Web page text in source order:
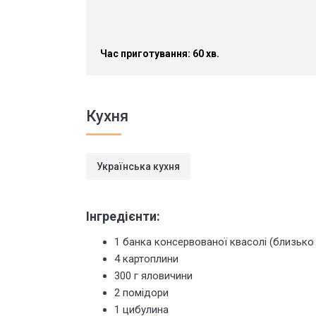
Час приготування: 60 хв.
Кухня
Українська кухня
Інгредієнти:
1 банка консервованої квасолі (близько
4 картоплини
300 г яловичини
2 помідори
1 цибулина